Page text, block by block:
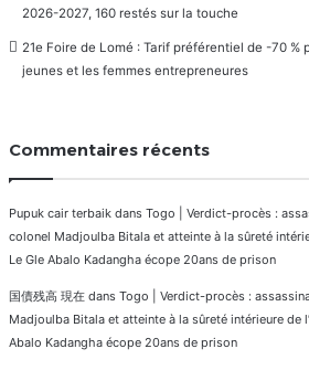
2026-2027, 160 restés sur la touche
21e Foire de Lomé : Tarif préférentiel de -70 %
jeunes et les femmes entrepreneures
Commentaires récents
Pupuk cair terbaik dans Togo | Verdict-procès :
colonel Madjoulba Bitala et atteinte à la sûreté
Le Gle Abalo Kadangha écope 20ans de prison
国債残高 現在 dans Togo | Verdict-procès :
Madjoulba Bitala et atteinte à la sûreté intérieure de
Abalo Kadangha écope 20ans de prison